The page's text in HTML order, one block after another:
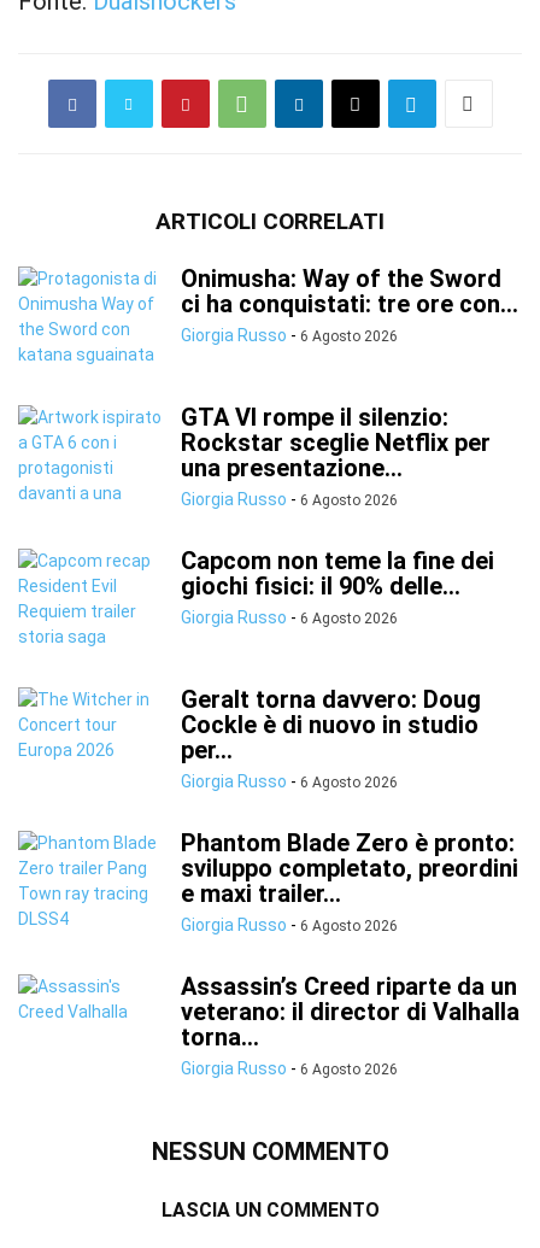
ARTICOLI CORRELATI
Onimusha: Way of the Sword
ci ha conquistati: tre ore con...
Giorgia Russo - 6 Agosto 2026
GTA VI rompe il silenzio:
Rockstar sceglie Netflix per
una presentazione...
Giorgia Russo - 6 Agosto 2026
Capcom non teme la fine dei
giochi fisici: il 90% delle...
Giorgia Russo - 6 Agosto 2026
Geralt torna davvero: Doug
Cockle è di nuovo in studio
per...
Giorgia Russo - 6 Agosto 2026
Phantom Blade Zero è pronto:
sviluppo completato, preordini
e maxi trailer...
Giorgia Russo - 6 Agosto 2026
Assassin’s Creed riparte da un
veterano: il director di Valhalla
torna...
Giorgia Russo - 6 Agosto 2026
NESSUN COMMENTO
LASCIA UN COMMENTO